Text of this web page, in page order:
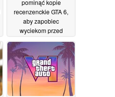
pominąć kopie
recenzenckie GTA 6,
aby zapobiec
wyciekom przed
19/05/2026